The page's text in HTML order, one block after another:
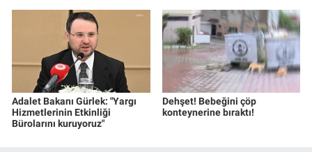
Adalet Bakanı Gürlek: "Yargı
Hizmetlerinin Etkinliği
Bürolarını kuruyoruz"
Dehşet! Bebeğini çöp
konteynerine bıraktı!